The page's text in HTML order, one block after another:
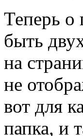
Теперь о
быть
на
не
вот для
папка, и